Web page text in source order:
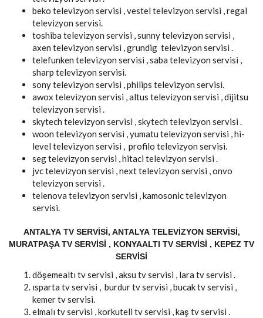
beko televizyon servisi , vestel televizyon servisi , regal
televizyon servisi.
toshiba televizyon servisi , sunny televizyon servisi ,
axen televizyon servisi , grundig televizyon servisi .
telefunken televizyon servisi , saba televizyon servisi ,
sharp televizyon servisi.
sony televizyon servisi , philips televizyon servisi.
awox televizyon servisi , altus televizyon servisi , dijitsu
televizyon servisi .
skytech televizyon servisi , skytech televizyon servisi .
woon televizyon servisi , yumatu televizyon servisi , hi-
level televizyon servisi , profilo televizyon servisi.
seg televizyon servisi , hitaci televizyon servisi .
jvc televizyon servisi , next televizyon servisi , onvo
televizyon servisi .
telenova televizyon servisi , kamosonic televizyon
servisi.
ANTALYA TV SERVISI, ANTALYA TELEVIZYON SERVISI,
MURATPAŞA TV SERVISI , KONYAALTI TV SERVISI , KEPEZ TV
SERVISI
döşemealtı tv servisi , aksu tv servisi , lara tv servisi .
ısparta tv servisi , burdur tv servisi , bucak tv servisi ,
kemer tv servisi.
elmalı tv servisi , korkuteli tv servisi , kaş tv servisi .